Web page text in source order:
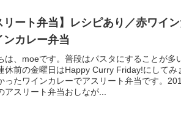
リート弁当】レシピあり／赤ワイ
ンカレー弁当
は、moeです。普段はパスタにすることが多
休前の金曜日はHappy Curry Friday!にしてみ
ったワインカレーでアスリート弁当です。
アスリート弁当おしなが...